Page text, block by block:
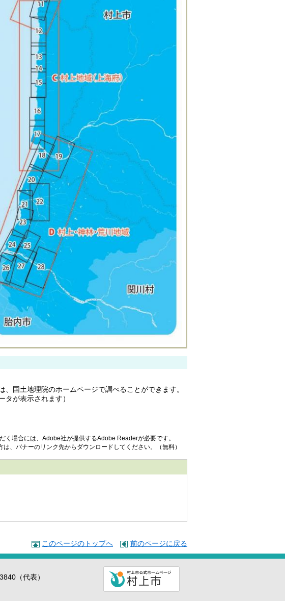
、国土地理院のホームページで調べることができます。
タが表示されます）
く場合には、Adobe社が提供するAdobe Readerが必要です。
、バナーのリンク先からダウンロードしてください。（無料）
このページのトップへ 前のページに戻る
（代表）